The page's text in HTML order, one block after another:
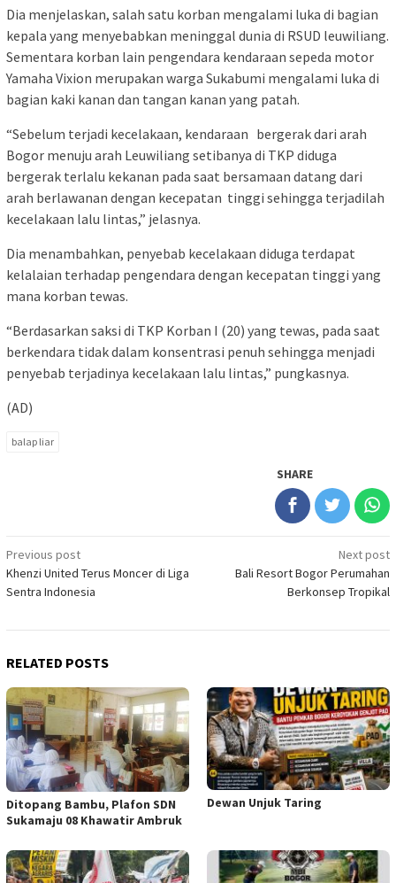
Dia menjelaskan, salah satu korban mengalami luka di bagian
kepala yang menyebabkan meninggal dunia di RSUD leuwiliang.
Sementara korban lain pengendara kendaraan sepeda motor
Yamaha Vixion merupakan warga Sukabumi mengalami luka di
bagian kaki kanan dan tangan kanan yang patah.
“Sebelum terjadi kecelakaan, kendaraan bergerak dari arah
Bogor menuju arah Leuwiliang setibanya di TKP diduga
bergerak terlalu kekanan pada saat bersamaan datang dari
arah berlawanan dengan kecepatan tinggi sehingga terjadilah
kecelakaan lalu lintas,” jelasnya.
Dia menambahkan, penyebab kecelakaan diduga terdapat
kelalaian terhadap pengendara dengan kecepatan tinggi yang
mana korban tewas.
“Berdasarkan saksi di TKP Korban I (20) yang tewas, pada saat
berkendara tidak dalam konsentrasi penuh sehingga menjadi
penyebab terjadinya kecelakaan lalu lintas,” pungkasnya.
(AD)
balap liar
SHARE
Post
navigation
Previous post
Khenzi United Terus Moncer di Liga
Sentra Indonesia
Next post
Bali Resort Bogor Perumahan
Berkonsep Tropikal
RELATED POSTS
Ditopang Bambu, Plafon SDN
Sukamaju 08 Khawatir Ambruk
Dewan Unjuk Taring